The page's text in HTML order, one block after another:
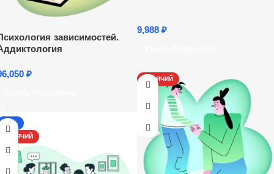
зависимостей.
₽
9,988 ₽
ГОРЯЧИЙ
-17%
ГОРЯЧИЙ